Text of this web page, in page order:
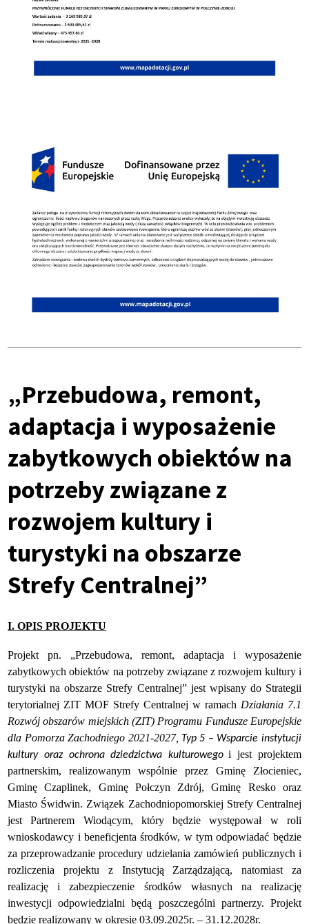
„Przebudowa, remont,
adaptacja i wyposażenie
zabytkowych obiektów na
potrzeby związane z
rozwojem kultury i
turystyki na obszarze
Strefy Centralnej”
I. OPIS PROJEKTU
Projekt pn. „Przebudowa, remont, adaptacja i wyposażenie
zabytkowych obiektów na potrzeby związane z rozwojem kultury i
turystyki na obszarze Strefy Centralnej” jest wpisany do Strategii
terytorialnej ZIT MOF Strefy Centralnej w ramach Działania 7.1
Rozwój obszarów miejskich (ZIT) Programu Fundusze Europejskie
dla Pomorza Zachodniego 2021-2027, Typ 5 – Wsparcie instytucji
kultury oraz ochrona dziedzictwa kulturowego i jest projektem
partnerskim, realizowanym wspólnie przez Gminę Złocieniec,
Gminę Czaplinek, Gminę Połczyn Zdrój, Gminę Resko oraz
Miasto Świdwin. Związek Zachodniopomorskiej Strefy Centralnej
jest Partnerem Wiodącym, który będzie występował w roli
wnioskodawcy i beneficjenta środków, w tym odpowiadać będzie
za przeprowadzanie procedury udzielania zamówień publicznych i
rozliczenia projektu z Instytucją Zarządzającą, natomiast za
realizację i zabezpieczenie środków własnych na realizację
inwestycji odpowiedzialni będą poszczególni partnerzy. Projekt
będzie realizowany w okresie 03.09.2025r. – 31.12.2028r.